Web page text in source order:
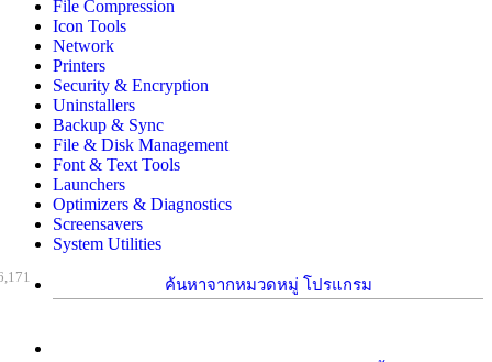
File Compression
Icon Tools
Network
Printers
Security & Encryption
Uninstallers
Backup & Sync
File & Disk Management
Font & Text Tools
Launchers
Optimizers & Diagnostics
Screensavers
System Utilities
ค้นหาจากหมวดหมู่ โปรแกรม